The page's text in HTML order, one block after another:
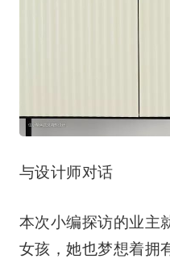
与设计师对话
本次小编探访的业主
女孩，她也梦想着拥